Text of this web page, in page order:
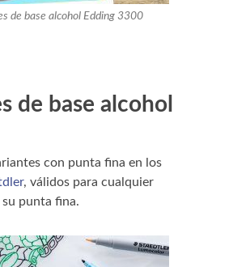
de base alcohol Edding 3300
de base alcohol
con punta fina en los
, válidos para cualquier
punta fina.